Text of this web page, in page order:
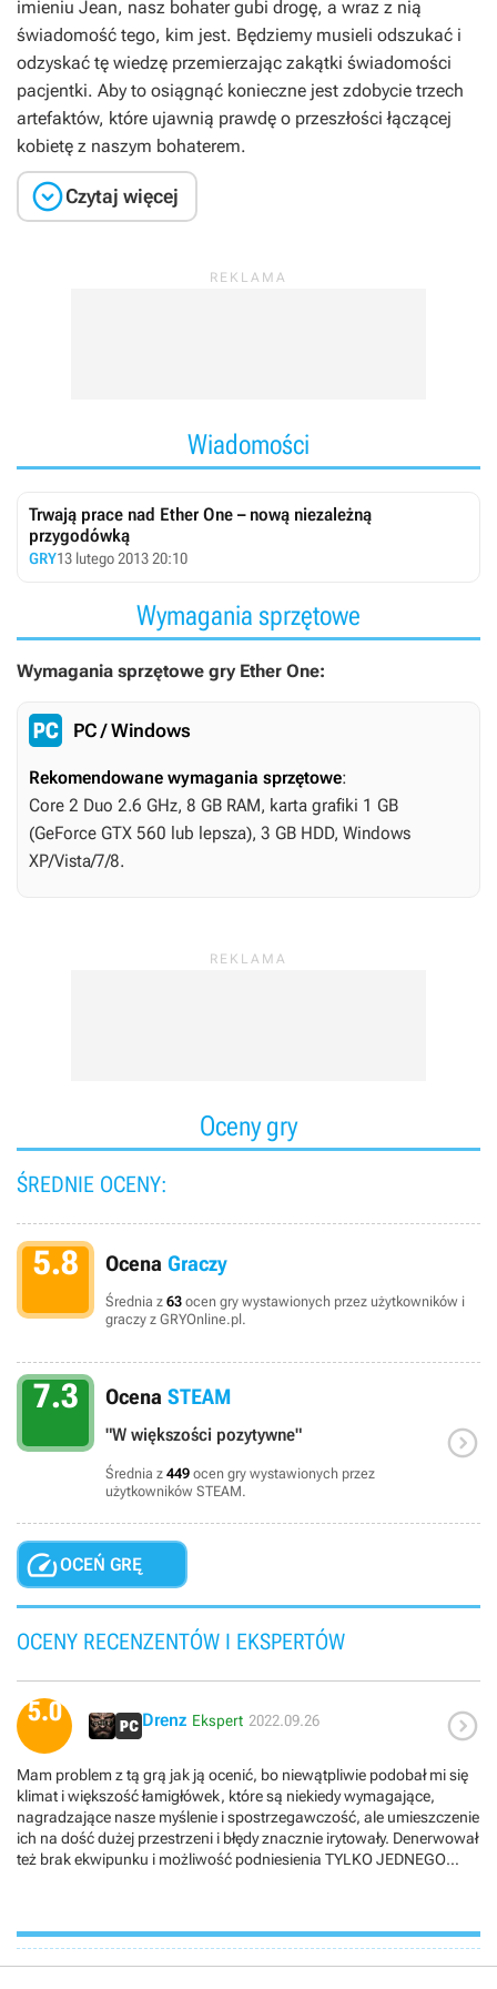
imieniu Jean, nasz bohater gubi drogę, a wraz z nią
świadomość tego, kim jest. Będziemy musieli odszukać i
odzyskać tę wiedzę przemierzając zakątki świadomości
pacjentki. Aby to osiągnąć konieczne jest zdobycie trzech
artefaktów, które ujawnią prawdę o przeszłości łączącej
kobietę z naszym bohaterem.
Czytaj więcej
Wiadomości
Trwają prace nad Ether One – nową niezależną
przygodówką
GRY13 lutego 2013 20:10
Wymagania sprzętowe
Wymagania sprzętowe gry Ether One:
PC / Windows
Rekomendowane wymagania sprzętowe:
Core 2 Duo 2.6 GHz, 8 GB RAM, karta grafiki 1 GB
(GeForce GTX 560 lub lepsza), 3 GB HDD, Windows
XP/Vista/7/8.
Oceny gry
ŚREDNIE OCENY:
5.8 Ocena Graczy
Średnia z 63 ocen gry wystawionych przez użytkowników i
graczy z GRYOnline.pl.
7.3 Ocena STEAM
"W większości pozytywne"
Średnia z 449 ocen gry wystawionych przez
użytkowników STEAM.

OCEŃ GRĘ
OCENY RECENZENTÓW I EKSPERTÓW
5.0 Drenz Ekspert 2022.09.26 
Mam problem z tą grą jak ją ocenić, bo niewątpliwie podobał mi się
klimat i większość łamigłówek, które są niekiedy wymagające,
nagradzające nasze myślenie i spostrzegawczość, ale umieszczenie
ich na dość dużej przestrzeni i błędy znacznie irytowały. Denerwował
też brak ekwipunku i możliwość podniesienia TYLKO JEDNEGO
to Ether One nie mogę ocenić równie wysoko jak wspomniane tytuły.